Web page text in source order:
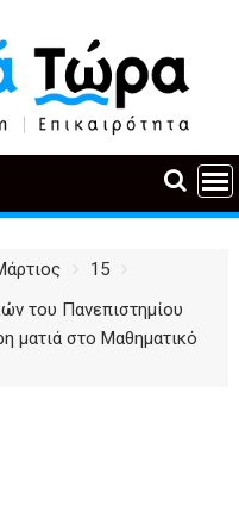
15
του Πανεπιστημίου
ματιά στο Μαθηματικό